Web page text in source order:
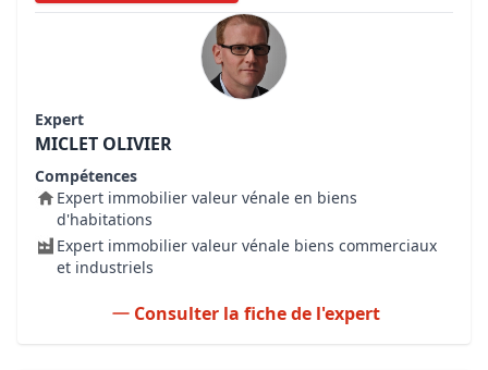
Expert
MICLET OLIVIER
Compétences
Expert immobilier valeur vénale en biens
d'habitations
Expert immobilier valeur vénale biens commerciaux
et industriels
Consulter la fiche de l'expert